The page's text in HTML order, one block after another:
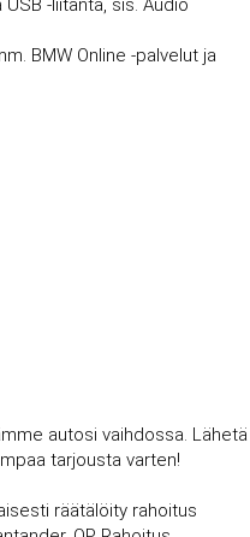
-liitäntä, sis. Audio
BMW Online -palvelut ja
autosi vaihdossa. Lähetä
tarjousta varten!
räätälöity rahoitus